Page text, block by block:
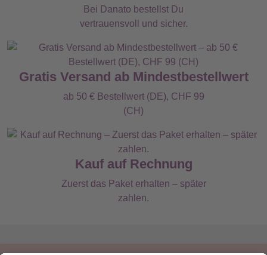
Bei Danato bestellst Du
vertrauensvoll und sicher.
Gratis Versand ab Mindestbestellwert
ab 50 € Bestellwert (DE), CHF 99
(CH)
Kauf auf Rechnung
Zuerst das Paket erhalten – später
zahlen.